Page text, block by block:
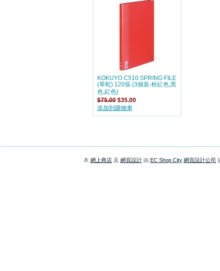
KOKUYO C510 SPRING FILE
(單蛇) 120張 (3個装-粉紅色,黑
色,紅色)
$75.00 $35.00
添加到購物車
本 網上商店 及 網頁設計 由 EC Shop City 網頁設計公司